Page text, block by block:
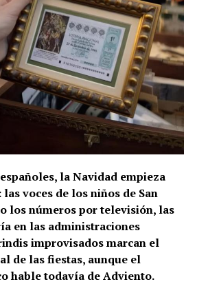
la Navidad empieza
voces de los niños de San
los números por televisión, las
en las administraciones
improvisados marcan el
de las fiestas, aunque el
hable todavía de Adviento.